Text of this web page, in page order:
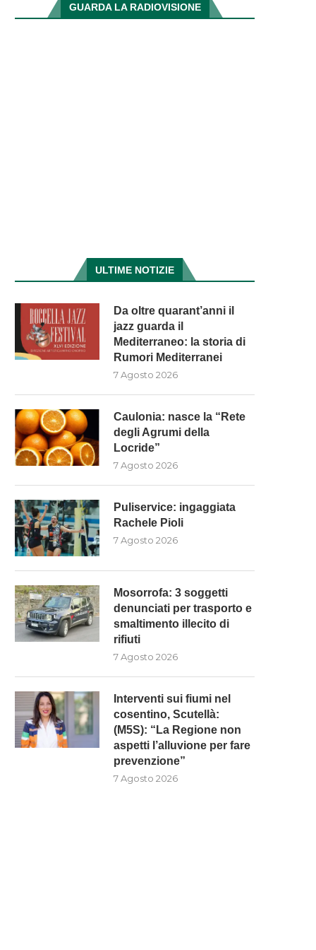
GUARDA LA RADIOVISIONE
ULTIME NOTIZIE
Da oltre quarant’anni il
jazz guarda il
Mediterraneo: la storia di
Rumori Mediterranei
7 Agosto 2026
Caulonia: nasce la “Rete
degli Agrumi della
Locride”
7 Agosto 2026
Puliservice: ingaggiata
Rachele Pioli
7 Agosto 2026
Mosorrofa: 3 soggetti
denunciati per trasporto e
smaltimento illecito di
rifiuti
7 Agosto 2026
Interventi sui fiumi nel
cosentino, Scutellà:
(M5S): “La Regione non
aspetti l’alluvione per fare
prevenzione”
7 Agosto 2026